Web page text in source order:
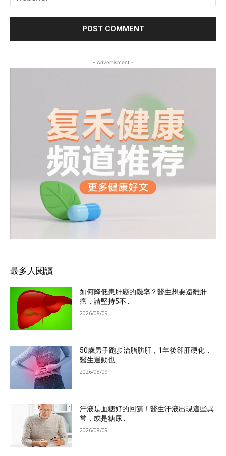
- Advertisment -
最多人閱讀
如何降低患肝癌的幾率？醫生想要遠離肝
癌，請堅持5不...
2026/08/09
50歲男子跑步治脂肪肝，1年後卻肝硬化，
醫生運動也...
2026/08/09
汗液是血糖好的回饋！醫生汗液出現這些異
常，或是糖尿...
2026/08/09